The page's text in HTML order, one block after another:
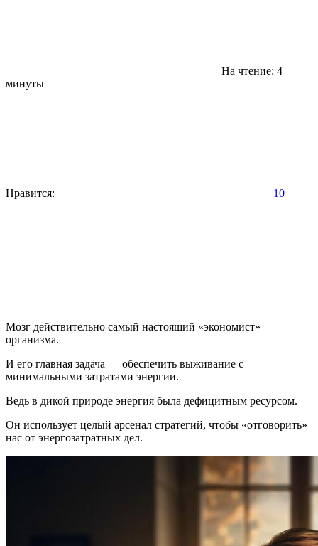
На чтение: 4
минуты
Нравится: 10
Мозг действительно самый настоящий «экономист»
организма.
И его главная задача — обеспечить выживание с
минимальными затратами энергии.
Ведь в дикой природе энергия была дефицитным ресурсом.
Он использует целый арсенал стратегий, чтобы «отговорить»
нас от энергозатратных дел.